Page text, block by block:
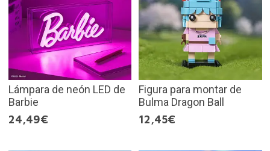
Lámpara de neón LED de
Barbie
24,49€
Figura para montar de
Bulma Dragon Ball
12,45€